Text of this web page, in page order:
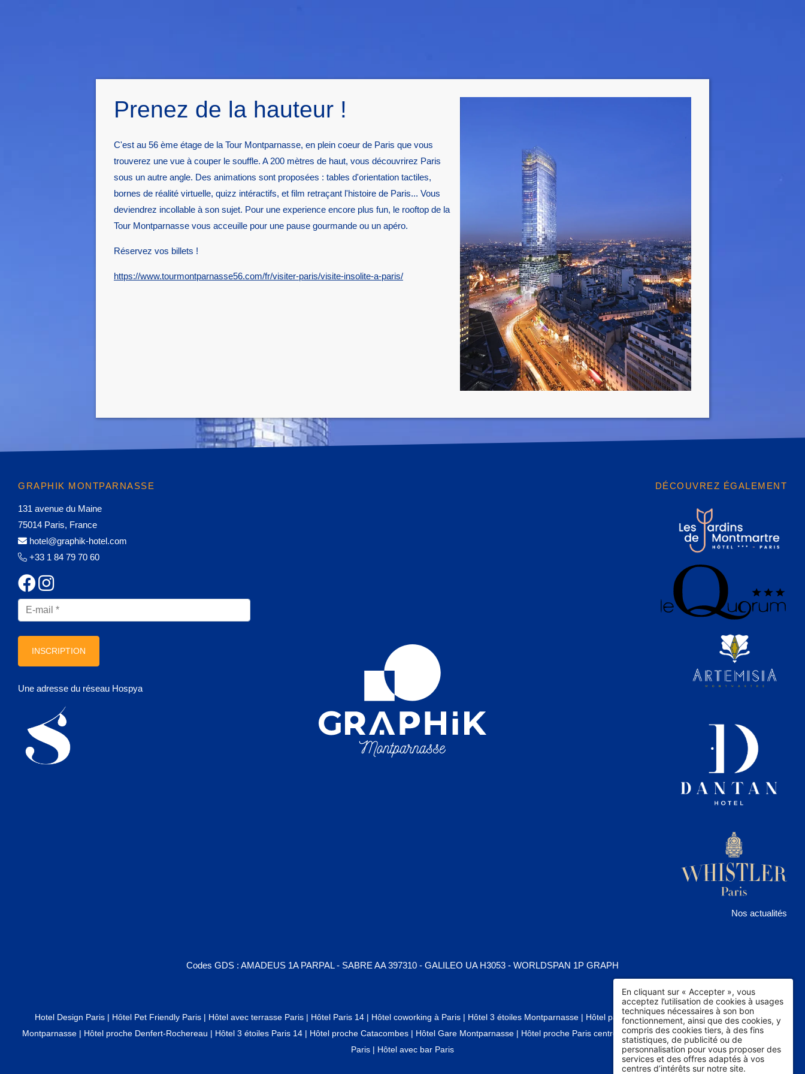
Prenez de la hauteur !
C'est au 56 ème étage de la Tour Montparnasse, en plein coeur de Paris que vous
trouverez une vue à couper le souffle. A 200 mètres de haut, vous découvrirez Paris
sous un autre angle. Des animations sont proposées : tables d'orientation tactiles,
bornes de réalité virtuelle, quizz intéractifs, et film retraçant l'histoire de Paris... Vous
deviendrez incollable à son sujet. Pour une experience encore plus fun, le rooftop de la
Tour Montparnasse vous acceuille pour une pause gourmande ou un apéro.
Réservez vos billets !
https://www.tourmontparnasse56.com/fr/visiter-paris/visite-insolite-a-paris/
GRAPHIK MONTPARNASSE
131 avenue du Maine
75014 Paris, France
hotel@graphik-hotel.com
+33 1 84 79 70 60
INSCRIPTION
Une adresse du réseau Hospya
DÉCOUVREZ ÉGALEMENT
Nos actualités
Codes GDS : AMADEUS 1A PARPAL - SABRE AA 397310 - GALILEO UA H3053 - WORLDSPAN 1P GRAPH
Hotel Design Paris| Hôtel Pet Friendly Paris| Hôtel avec terrasse Paris| Hôtel Paris 14| Hôtel coworking à Paris| Hôtel 3 étoiles Montparnasse| Hôtel pas cher Montparnasse|Hôtel proche tour
Montparnasse | Hôtel proche Denfert-Rochereau | Hôtel 3 étoiles Paris 14 | Hôtel proche Catacombes | Hôtel Gare Montparnasse | Hôtel proche Paris centre |Hôtel avenue du Maine|Hôtel de charme
Paris | Hôtel avec bar Paris
CHAMBRES
SERVICES
QUARTIER
+33 1 46 02 75 64
En cliquant sur « Accepter », vous
acceptez l’utilisation de cookies à usages
techniques nécessaires à son bon
fonctionnement, ainsi que des cookies, y
compris des cookies tiers, à des fins
statistiques, de publicité ou de
personnalisation pour vous proposer des
services et des offres adaptés à vos
centres d’intérêts sur notre site.